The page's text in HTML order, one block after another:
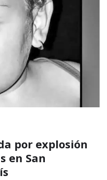
por explosión
en San